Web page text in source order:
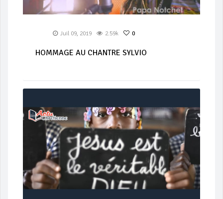
Juil 09, 2019 2.59k 0
HOMMAGE AU CHANTRE SYLVIO